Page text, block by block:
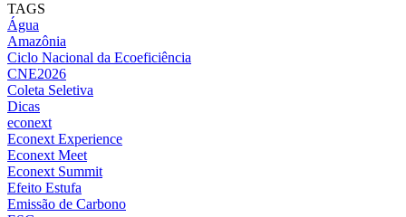
TAGS
Água
Amazônia
Ciclo Nacional da Ecoeficiência
CNE2026
Coleta Seletiva
Dicas
econext
Econext Experience
Econext Meet
Econext Summit
Efeito Estufa
Emissão de Carbono